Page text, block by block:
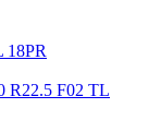
R22.5 F02 TL